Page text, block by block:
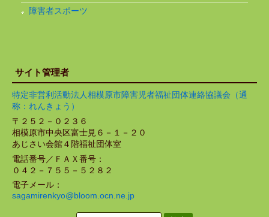
障害者スポーツ
サイト管理者
特定非営利活動法人相模原市障害児者福祉団体連絡協議会（通
称：れんきょう）
〒２５２－０２３６
相模原市中央区富士見６－１－２０
あじさい会館４階福祉団体室
電話番号／ＦＡＸ番号：
０４２－７５５－５２８２
電子メール：
sagamirenkyo@bloom.ocn.ne.jp